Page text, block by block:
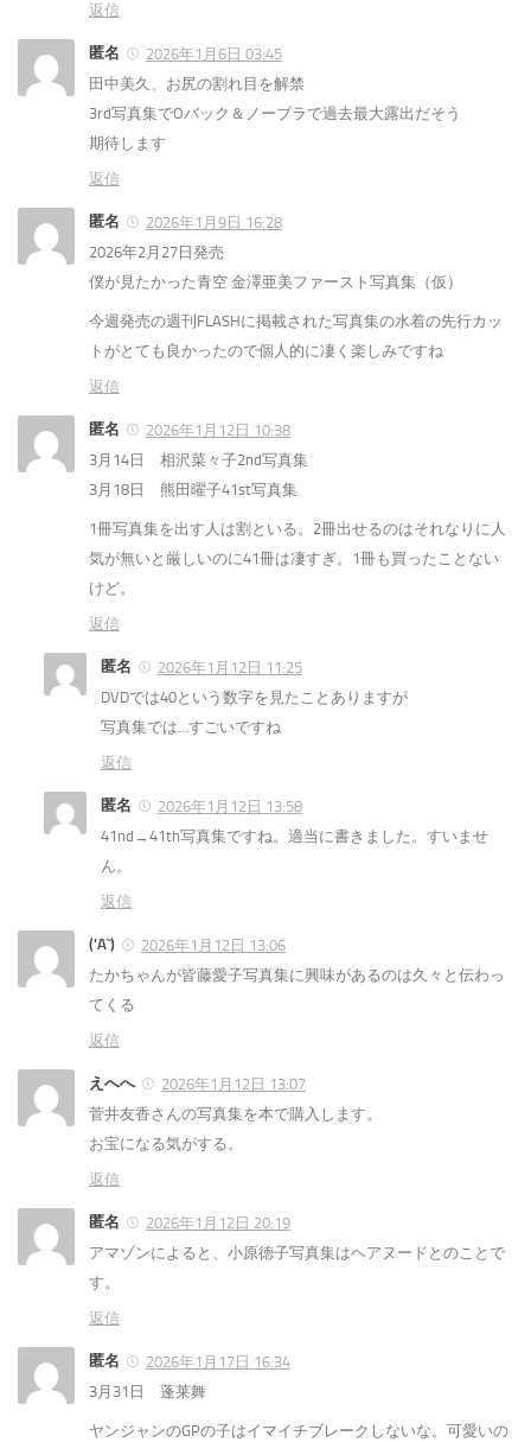
返信
匿名
2026年1月6日 03:45
田中美久、お尻の割れ目を解禁
3rd写真集でOバック＆ノーブラで過去最大露出だそう
期待します
返信
匿名
2026年1月9日 16:28
2026年2月27日発売
僕が見たかった青空 金澤亜美ファースト写真集（仮）
今週発売の週刊FLASHに掲載された写真集の水着の先行カッ
トがとても良かったので個人的に凄く楽しみですね
返信
匿名
2026年1月12日 10:38
3月14日 相沢菜々子2nd写真集
3月18日 熊田曜子41st写真集
1冊写真集を出す人は割といる。2冊出せるのはそれなりに人
気が無いと厳しいのに41冊は凄すぎ。1冊も買ったことない
けど。
返信
匿名
2026年1月12日 11:25
DVDでは40という数字を見たことありますが
写真集では…すごいですね
返信
匿名
2026年1月12日 13:58
41nd→41th写真集ですね。適当に書きました。すいませ
ん。
返信
('A`)
2026年1月12日 13:06
たかちゃんが皆藤愛子写真集に興味があるのは久々と伝わっ
てくる
返信
えへへ
2026年1月12日 13:07
菅井友香さんの写真集を本で購入します。
お宝になる気がする。
返信
匿名
2026年1月12日 20:19
アマゾンによると、小原徳子写真集はヘアヌードとのことで
す。
返信
匿名
2026年1月17日 16:34
3月31日 蓬莱舞
ヤンジャンのGPの子はイマイチブレークしないな。可愛いの